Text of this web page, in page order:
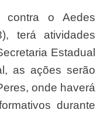
terá atividades
Estadual
as ações serão
onde haverá
durante